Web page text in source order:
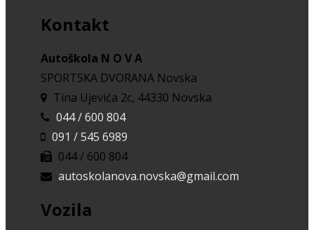
Kontakt
Autoškola N O V A
SPORTSKA DVORANA Novska
Tina Ujevića 2c, 44330 Novska
044 / 600 804
091 / 545 6989
044 / 600 804
autoskolanova.novska@gmail.com
Vozila